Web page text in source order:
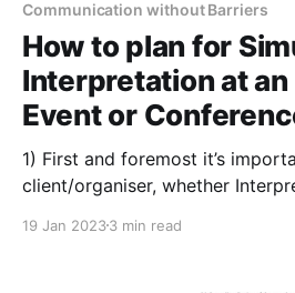
Communication without Barriers
How to plan for
Interpretation at an
Event or
1) First and foremost it’s
client/organiser, whether
it a last minute addition. Why?
19 Jan 20233 min read